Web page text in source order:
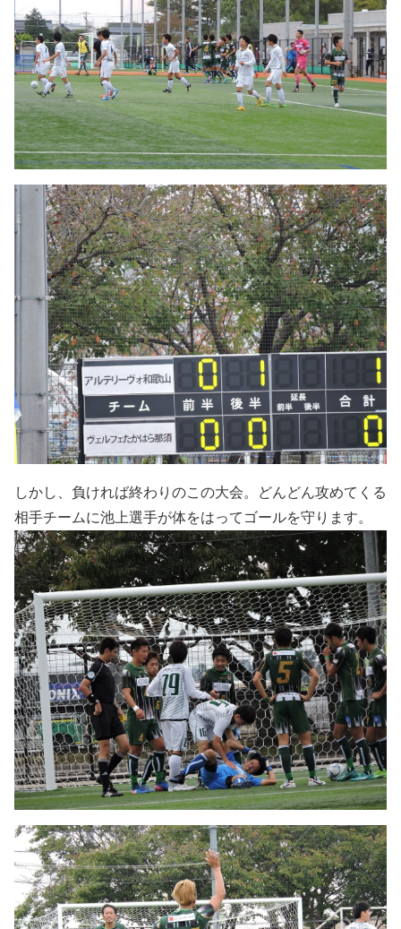
しかし、負ければ終わりのこの大会。どんどん攻めてくる
相手チームに池上選手が体をはってゴールを守ります。